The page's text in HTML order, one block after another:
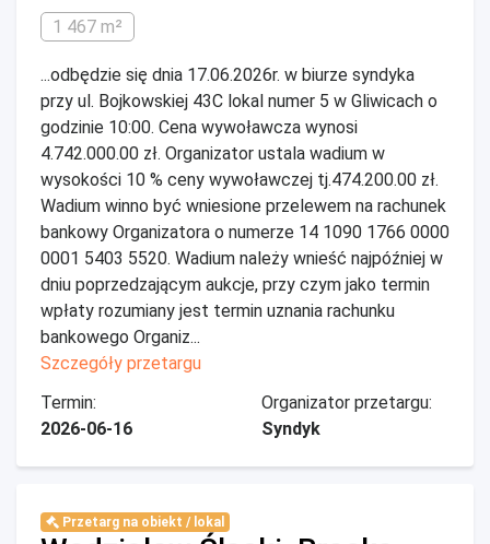
1 467 m²
...odbędzie się dnia 17.06.2026r. w biurze syndyka
przy ul. Bojkowskiej 43C lokal numer 5 w Gliwicach o
godzinie 10:00. Cena wywoławcza wynosi
4.742.000.00 zł. Organizator ustala wadium w
wysokości 10 % ceny wywoławczej tj.474.200.00 zł.
Wadium winno być wniesione przelewem na rachunek
bankowy Organizatora o numerze 14 1090 1766 0000
0001 5403 5520. Wadium należy wnieść najpóźniej w
dniu poprzedzającym aukcje, przy czym jako termin
wpłaty rozumiany jest termin uznania rachunku
bankowego Organiz...
Szczegóły przetargu
Termin:
2026-06-16
Organizator przetargu:
Syndyk
Przetarg na obiekt / lokal